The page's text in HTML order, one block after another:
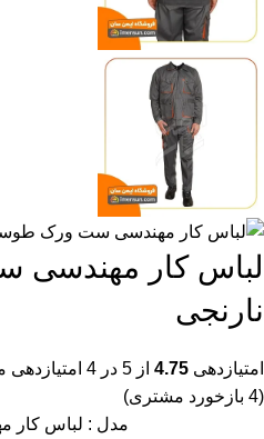
لباس کار
نارنجی
امتیازدهی 4.75 از 5 در 4
(
4 بازخورد مشتری)
مدل : لباس کار